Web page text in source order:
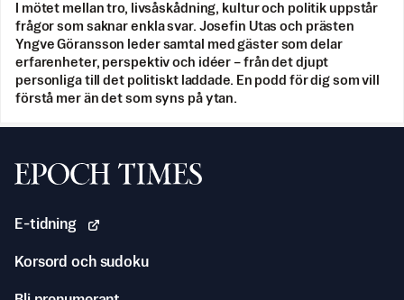
I mötet mellan tro, livsåskådning, kultur och politik uppstår
frågor som saknar enkla svar. Josefin Utas och prästen
Yngve Göransson leder samtal med gäster som delar
erfarenheter, perspektiv och idéer – från det djupt
personliga till det politiskt laddade. En podd för dig som vill
förstå mer än det som syns på ytan.
Svenska Epoch Times
E-tidning
Korsord och sudoku